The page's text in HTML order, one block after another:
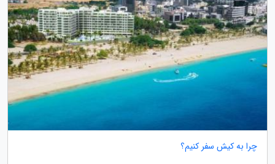
چرا به کیش سفر کنیم؟